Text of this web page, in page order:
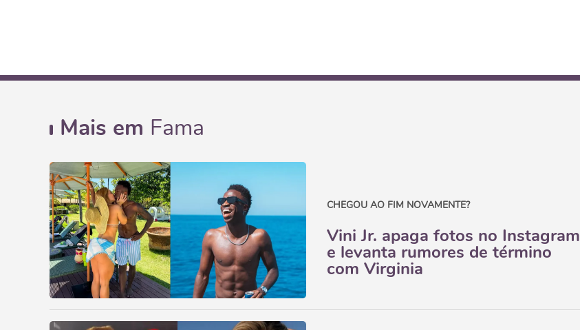
Mais em Fama
CHEGOU AO FIM NOVAMENTE?
Vini Jr. apaga fotos no Instagram
e levanta rumores de término
com Virginia